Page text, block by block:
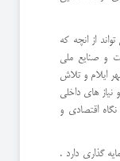
از انچه که
و صنایع ملی
ایلام و تلاش
های داخلی
اقتصادی و
گذاری دارد .